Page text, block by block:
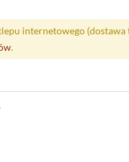
internetowego
.